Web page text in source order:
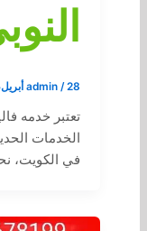
admin /28 أبريل، 2025
تعتبر خدمه
الخدمات
في الكويت،